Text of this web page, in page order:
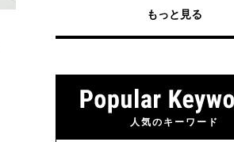
もっと見る
人気のキーワード